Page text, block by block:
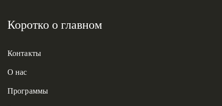
Коротко о главном
Контакты
О нас
Программы